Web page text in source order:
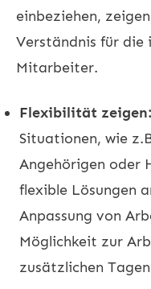
einbeziehen,
Verständnis für
Mitarbeiter.
Flexibilität zeigen:
Situationen, wie
Angehörigen oder
flexible Lösungen
Anpassung von
Möglichkeit zur
zusätzlichen